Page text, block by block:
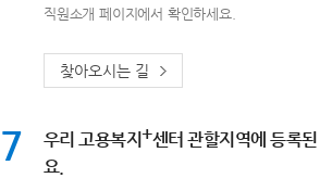
직원소개 페이지에서 확인하세요.
찾아오시는 길
7 우리 고용복지+센터 관할지역에 등록
요.